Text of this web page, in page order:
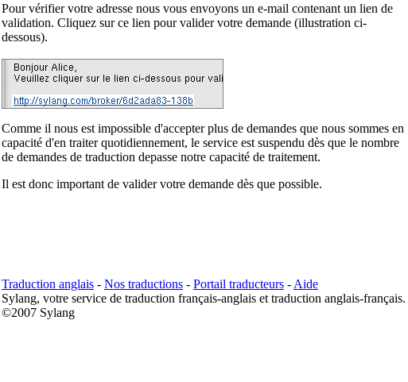
Pour vérifier votre adresse nous vous envoyons un e-mail contenant un lien de
validation. Cliquez sur ce lien pour valider votre demande (illustration ci-
dessous).
Comme il nous est impossible d'accepter plus de demandes que nous sommes en
capacité d'en traiter quotidiennement, le service est suspendu dès que le nombre
de demandes de traduction depasse notre capacité de traitement.
Il est donc important de valider votre demande dès que possible.
Traduction anglais - Nos traductions - Portail traducteurs - Aide
Sylang, votre service de traduction français-anglais et traduction anglais-français.
©2007 Sylang